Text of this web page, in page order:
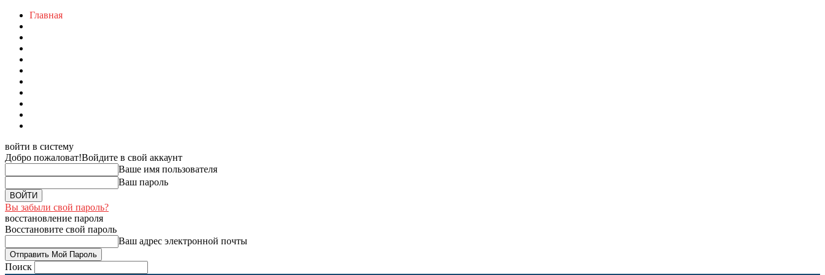
Главная
войти в систему
Добро пожаловат!Войдите в свой аккаунт
Ваше имя пользователя
Ваш пароль
Вы забыли свой пароль?
восстановление пароля
Восстановите свой пароль
Ваш адрес электронной почты
Поиск